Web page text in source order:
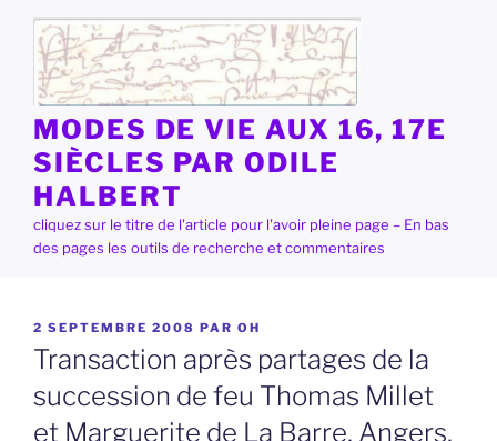
contenu
principal
MODES DE VIE AUX 16, 17E
SIÈCLES PAR ODILE
HALBERT
cliquez sur le titre de l'article pour l'avoir pleine page – En bas
des pages les outils de recherche et commentaires
PUBLIÉ
LE
2 SEPTEMBRE 2008 PAR OH
Transaction après partages de la
succession de feu Thomas Millet
et Marguerite de La Barre, Angers,